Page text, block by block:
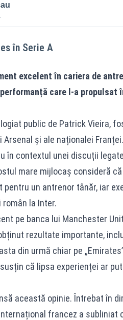
în Serie A
excelent în cariera de
care l-a
public de Patrick Vieira,
Arsenal și ale naționalei Franței.
în contextul unei discuții
mare mijlocaș consideră
pentru un antrenor tânăr, iar
la Inter.
pe banca lui Manchester
rezultate importante,
din urmă chiar pe
că lipsa experienței ar
această opinie. Întrebat în
francez a subliniat